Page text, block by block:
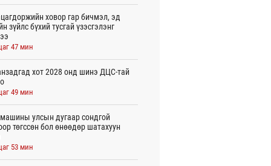
ховор гар бичмэл, эд
зүйлс бүхий тусгай үзэсгэлэнг
47 мин
хот 2028 онд шинэ ДЦС-тай
49 мин
улсын дугаар сондгой
төгссөн бол өнөөдөр шатахуун
53 мин